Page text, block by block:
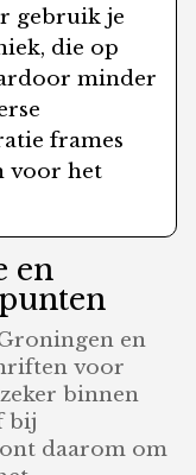
gebruik je
die op
minder
frames
voor het
en
en
voor
binnen
bij
daarom om